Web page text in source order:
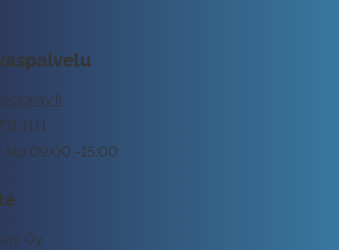
klo 09:00 -15:00
1111
Oy